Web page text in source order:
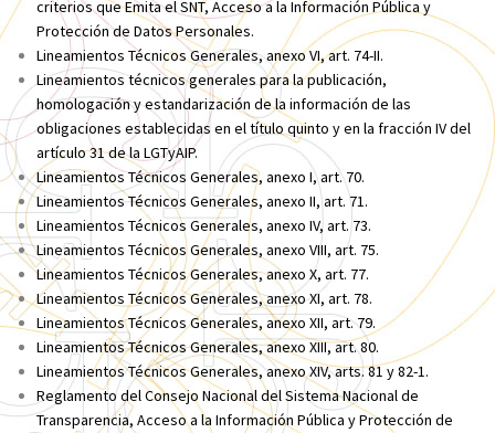
criterios que Emita el SNT, Acceso a la Información Pública y
Protección de Datos Personales.
Lineamientos Técnicos Generales, anexo VI, art. 74-II.
Lineamientos técnicos generales para la publicación,
homologación y estandarización de la información de las
obligaciones establecidas en el título quinto y en la fracción IV del
artículo 31 de la LGTyAIP.
Lineamientos Técnicos Generales, anexo I, art. 70.
Lineamientos Técnicos Generales, anexo II, art. 71.
Lineamientos Técnicos Generales, anexo IV, art. 73.
Lineamientos Técnicos Generales, anexo VIII, art. 75.
Lineamientos Técnicos Generales, anexo X, art. 77.
Lineamientos Técnicos Generales, anexo XI, art. 78.
Lineamientos Técnicos Generales, anexo XII, art. 79.
Lineamientos Técnicos Generales, anexo XIII, art. 80.
Lineamientos Técnicos Generales, anexo XIV, arts. 81 y 82-1.
Reglamento del Consejo Nacional del Sistema Nacional de
Transparencia, Acceso a la Información Pública y Protección de